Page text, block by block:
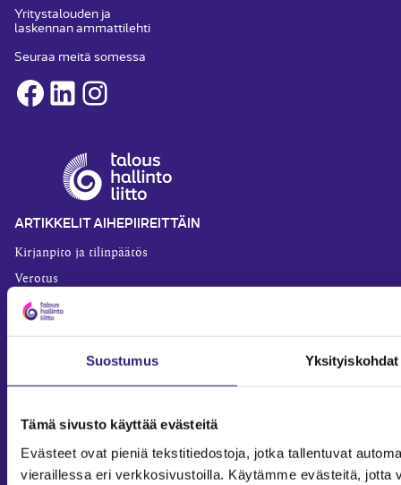
Suostumus Yksityiskohdat
Tämä sivusto käyttää evästeitä
Evästeet ovat pieniä tekstitiedostoja, jotka tallentuvat
vieraillessa eri verkkosivustoilla. Käytämme evästeitä, jotta
Yritystalouden ja
laskennan ammattilehti
Seuraa meitä somessa
Facebook
LinkedInInstagram
ARTIKKELIT AIHEPIIREITTÄIN
Kirjanpito ja tilinpäätös
Verotus
Yritysjuridiikka
Henkilöstöhallinto
Työoikeus
Liiketoiminta